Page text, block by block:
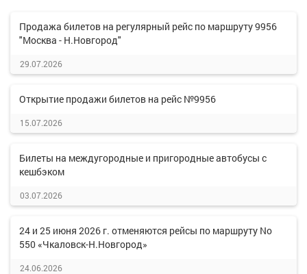
Продажа билетов на регулярный рейс по маршруту 9956
"Москва - Н.Новгород"
29.07.2026
Открытие продажи билетов на рейс №9956
15.07.2026
Билеты на междугородные и пригородные автобусы с
кешбэком
03.07.2026
24 и 25 июня 2026 г. отменяются рейсы по маршруту No
550 «Чкаловск-Н.Новгород»
24.06.2026